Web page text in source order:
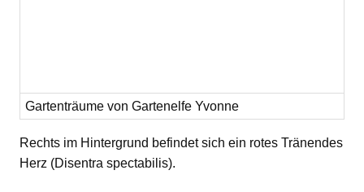
Gartenträume von Gartenelfe Yvonne
Rechts im Hintergrund befindet sich ein rotes Tränendes
Herz (Disentra spectabilis).